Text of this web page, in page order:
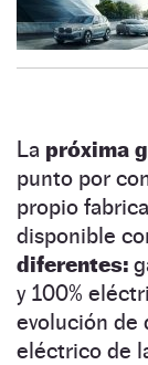
La próxima
punto por
propio
disponible
diferentes:
y 100%
evolución de
eléctrico de